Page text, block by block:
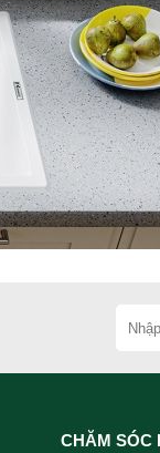
CHĂM SÓC